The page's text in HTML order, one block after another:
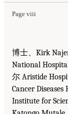
Page viii
博士、Kirk
National
尔 Aristide
Cancer
Institute for